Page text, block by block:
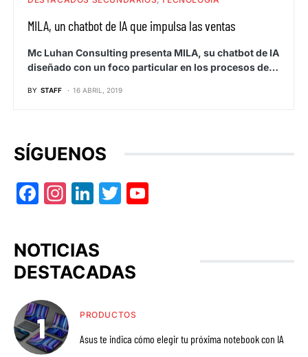
MILA, un chatbot de IA que impulsa las ventas
Mc Luhan Consulting presenta MILA, su chatbot de IA
diseñado con un foco particular en los procesos de…
BY STAFF 16 ABRIL, 2019
SÍGUENOS
Facebook
Instagram
LinkedIn
Twitter
NOTICIAS
DESTACADAS
PRODUCTOS
Asus te indica cómo elegir tu próxima notebook con IA